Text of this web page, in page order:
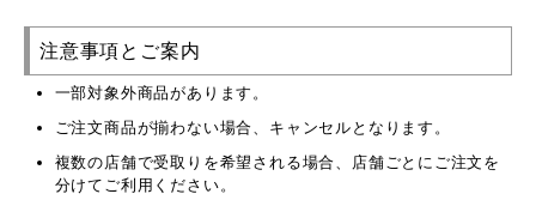
注意事項とご案内
一部対象外商品があります。
ご注文商品が揃わない場合、キャンセルとなります。
複数の店舗で受取りを希望される場合、店舗ごとにご注文を
分けてご利用ください。